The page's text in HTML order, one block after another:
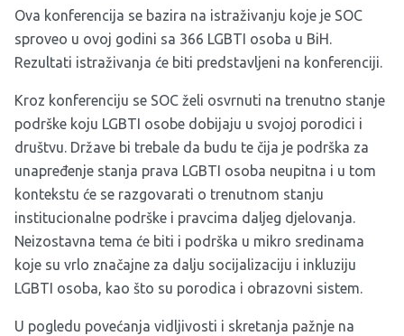
Ova konferencija se bazira na istraživanju koje je SOC
sproveo u ovoj godini sa 366 LGBTI osoba u BiH.
Rezultati istraživanja će biti predstavljeni na konferenciji.
Kroz konferenciju se SOC želi osvrnuti na trenutno stanje
podrške koju LGBTI osobe dobijaju u svojoj porodici i
društvu. Države bi trebale da budu te čija je podrška za
unapređenje stanja prava LGBTI osoba neupitna i u tom
kontekstu će se razgovarati o trenutnom stanju
institucionalne podrške i pravcima daljeg djelovanja.
Neizostavna tema će biti i podrška u mikro sredinama
koje su vrlo značajne za dalju socijalizaciju i inkluziju
LGBTI osoba, kao što su porodica i obrazovni sistem.
U pogledu povećanja vidljivosti i skretanja pažnje na